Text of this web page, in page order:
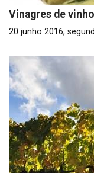
Vinagres de
20 junho 2016,